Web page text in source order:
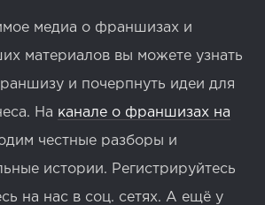
медиа о франшизах и
материалов вы можете узнать
и почерпнуть идеи для
На канале о франшизах на
честные разборы и
истории. Регистрируйтесь
на нас в соц. сетях. А ещё у